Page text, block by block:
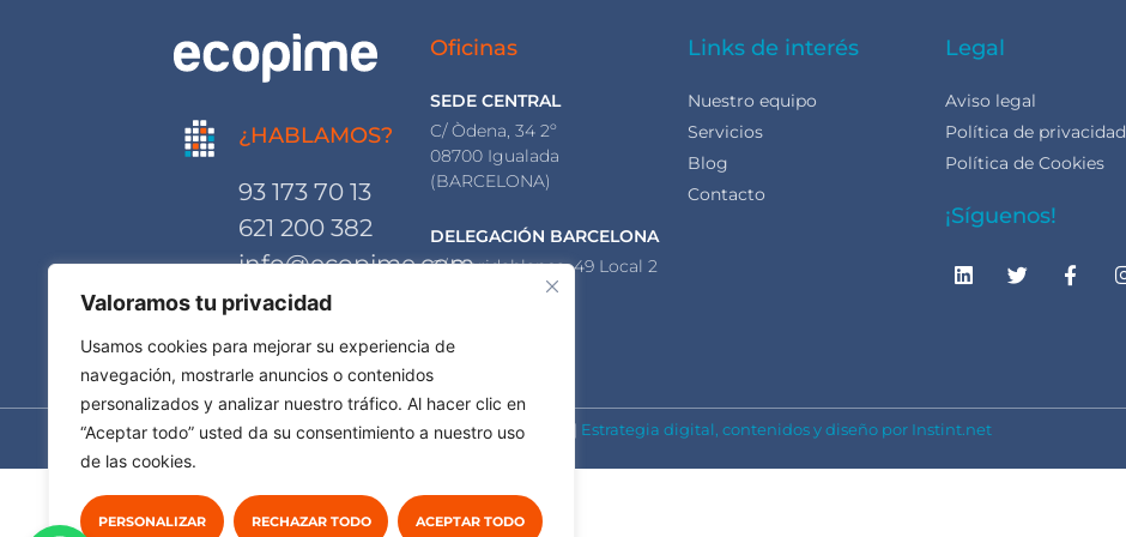
Valoramos tu privacidad
Usamos cookies para mejorar su experiencia de
navegación, mostrarle anuncios o contenidos
personalizados y analizar nuestro tráfico. Al hacer clic en
“Aceptar todo” usted da su consentimiento a nuestro uso
de las cookies.
PERSONALIZAR RECHAZAR TODO ACEPTAR TODO
¿HABLAMOS?
93 173 70 13
621 200 382
info@ecopime.com
Oficinas
SEDE CENTRAL
C/ Òdena, 34 2º
08700 Igualada
(BARCELONA)
DELEGACIÓN BARCELONA
C/ Floridablanca, 49 Local 2
08015 Barcelona
Links de interés
Nuestro equipo
Servicios
Blog
Contacto
Legal
Aviso legal
Política de privacidad
Política de Cookies
¡Síguenos!
© Ecopime Projects S.L. | Estrategia digital, contenidos y diseño por Instint.net